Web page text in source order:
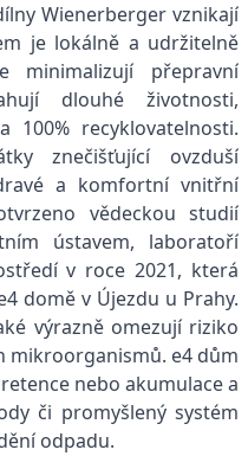
Wienerberger vznikají
je lokálně a udržitelně
přepravní
dlouhé životnosti,
100% recyklovatelnosti.
znečišťující ovzduší
a komfortní vnitřní
vědeckou studií
ústavem, laboratoří
v roce 2021, která
domě v Újezdu u Prahy.
výrazně omezují riziko
mikroorganismů. e4 dům
nebo akumulace a
či promyšlený systém
odpadu.